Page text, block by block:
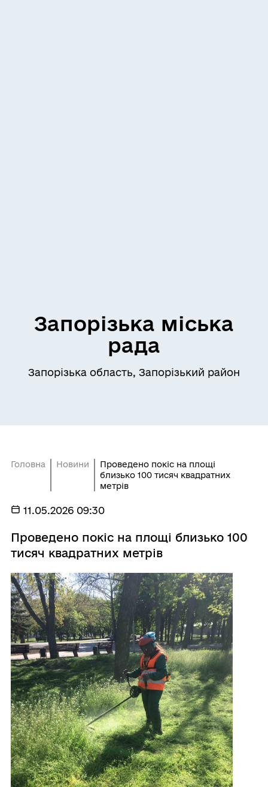
Запорізька міська
рада
Запорізька область, Запорізький район
Головна Новини
Проведено покіс на площі
близько 100 тисяч квадратних
метрів
11.05.2026 09:30
Проведено покіс на площі близько 100
тисяч квадратних метрів